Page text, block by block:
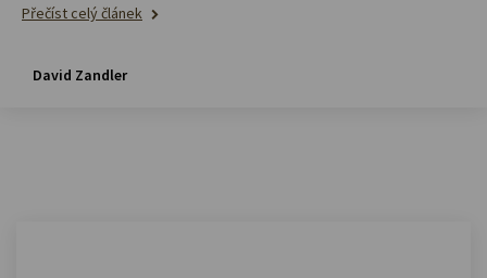
Přečíst celý článek
David Zandler